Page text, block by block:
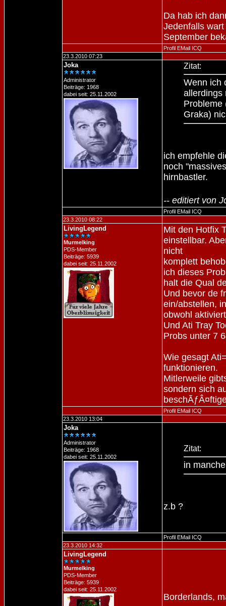
Da hab ich
Jedenfalls
September
Profil EMail ICQ
23.3.2010 07:23
Joka
Administrator
Beiträge: 1968
dabei seit: 25.11.2002
Zitat:
Wenn ich
allerdings
Probleme
Graka)
ich empfehle
noch
hirnbastler.
-- editiert von
Profil EMail ICQ
23.3.2010 08:22
LivingLegend
Murmelking
PDS-Member
Beiträge: 5939
dabei seit: 25.11.2002
Mit den Hotfix
einstellbar.
nicht
komplett
ich dieses
halt die Qual
Und bevor de
ein/abstellen,
obwohl
Und Ati Tray
Probs unter 7
Wie gesagt
funktionieren.
Mitlerweile
sondern sich
Profil EMail ICQ
23.3.2010 13:04
Joka
Administrator
Beiträge: 1968
dabei seit: 25.11.2002
Zitat:
in
z.b ?
Profil EMail ICQ
23.3.2010 14:32
LivingLegend
Murmelking
PDS-Member
Beiträge: 5939
dabei seit: 25.11.2002
Borderlands,